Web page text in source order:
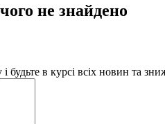
не знайдено
будьте в курсі всіх новин та